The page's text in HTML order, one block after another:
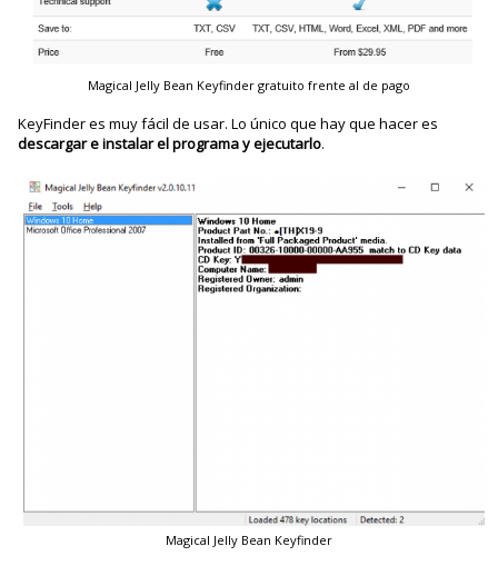
Magical Jelly Bean Keyfinder gratuito frente al de pago
KeyFinder es muy fácil de usar. Lo único que hay que hacer es
descargar e instalar el programa y ejecutarlo.
Magical Jelly Bean Keyfinder